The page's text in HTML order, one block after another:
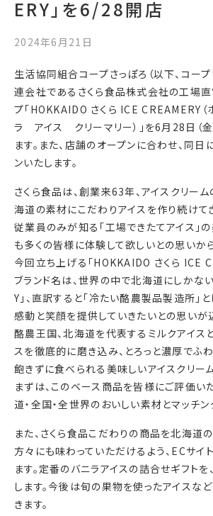
ERY」を6/28開店
2024年6月21日
生活協同組合コープさっぽろ（以下、コープ
連会社であるさくら食品株式会社の工場直
プ「HOKKAIDO さくら ICE CREAMERY
ラ アイス クリーマリー）」を6月28日（金
ます。また、店舗のオープンに合わせ、同日
ンいたします。
さくら食品は、創業来63年、アイスクリー
海道の素材にこだわりアイスを作り続けて
従業員のみが知る「工場できたてアイス」
も多くの皆様に体験して欲しいとの思いか
今回立ち上げる「HOKKAIDO さくら ICE
ブランド名は、世界の中で北海道にしかな
Y」、直訳すると「冷たい酪農製品製造所」
感動と笑顔を提供していきたいとの思いが
酪農王国、北海道を代表するミルクアイス
スを徹底的に磨き込み、とろっと濃厚でふ
飽きずに食べられる美味しいアイスクリー
まずは、このベース商品を皆様にご評価い
道・全国・全世界のおいしい素材とマッチン
また、さくら食品こだわりの商品を北海道
方々にも味わっていただけるよう、ECサイ
ます。定番のバニラアイスの詰合せギフト
します。今後は旬の果物を使ったアイスな
きます。